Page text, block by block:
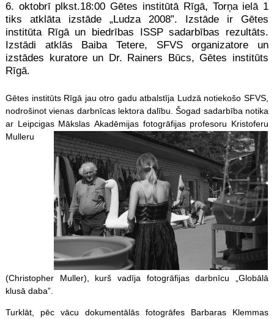
6. oktobrī plkst.18:00 Gētes institūtā Rīgā, Torņa ielā 1
tiks atklāta izstāde „Ludza 2008”. Izstāde ir Gētes
institūta Rīgā un biedrības ISSP sadarbības rezultāts.
Izstādi atklās Baiba Tetere, SFVS organizatore un
izstādes kuratore un Dr. Rainers Būcs, Gētes institūts
Rīgā.
Gētes institūts Rīgā jau otro gadu atbalstīja Ludzā notiekošo SFVS,
nodrošinot vienas darbnīcas lektora dalību. Šogad sadarbība notika
ar Leipcigas Mākslas Akadēmijas fotogrāfijas profesoru Kristoferu
Mulleru
(Christopher Muller), kurš vadīja fotogrāfijas darbnīcu „Globālā
klusā daba”.
Turklāt, pēc vācu dokumentālās fotogrāfes Barbaras Klemmas